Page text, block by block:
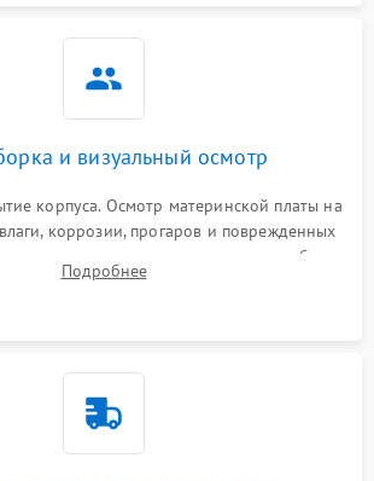
и визуальный осмотр
корпуса. Осмотр материнской платы на
коррозии, прогаров и поврежденных
состояния системы охлаждения, турбины
загрязнения радиатора пылью.
Подробнее